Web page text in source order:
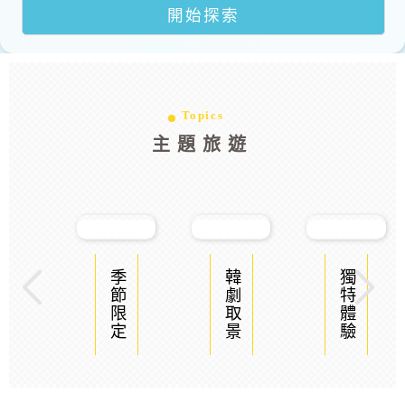
Topics
主題旅遊
季節限定 韓劇取景 獨特體驗